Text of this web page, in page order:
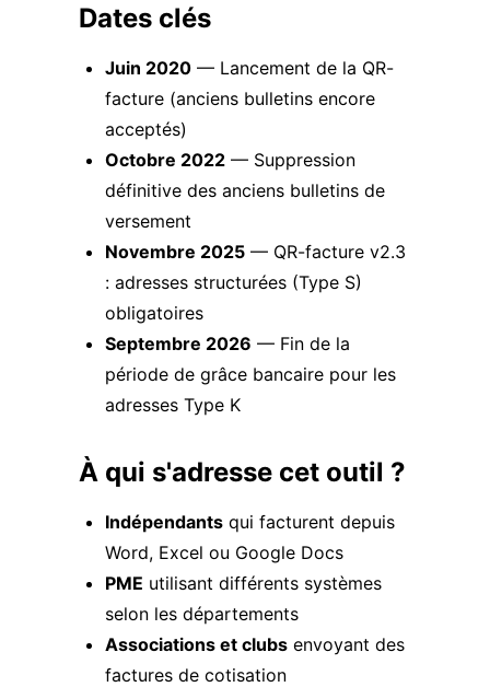
Dates clés
Juin 2020 — Lancement de la QR-
facture (anciens bulletins encore
acceptés)
Octobre 2022 — Suppression
définitive des anciens bulletins de
versement
Novembre 2025 — QR-facture v2.3
: adresses structurées (Type S)
obligatoires
Septembre 2026 — Fin de la
période de grâce bancaire pour les
adresses Type K
À qui s'adresse cet outil ?
Indépendants qui facturent depuis
Word, Excel ou Google Docs
PME utilisant différents systèmes
selon les départements
Associations et clubs envoyant des
factures de cotisation